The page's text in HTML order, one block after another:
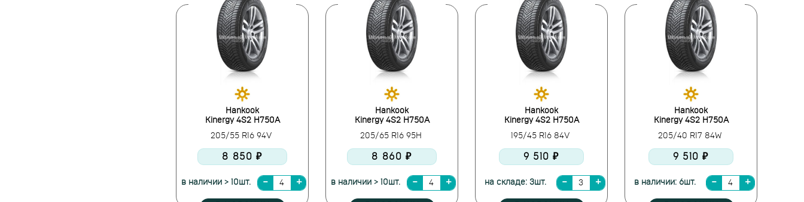
Hankook
Kinergy 4S2 H750A
205/55 R16 94V
8 850 ₽
в наличии > 10шт.
Hankook
Kinergy 4S2 H750A
205/65 R16 95H
8 860 ₽
в наличии > 10шт.
Hankook
Kinergy 4S2 H750A
195/45 R16 84V
9 510 ₽
на складе: 3шт.
Hankook
Kinergy 4S2 H750A
205/40 R17 84W
9 510 ₽
в наличии: 6шт.